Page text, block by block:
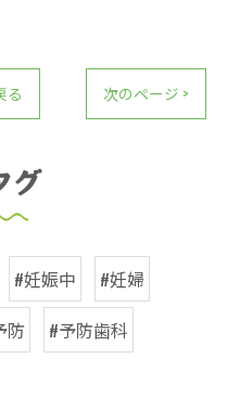
る 次のページ >
グ
#妊娠中
#妊婦
防 #予防歯科